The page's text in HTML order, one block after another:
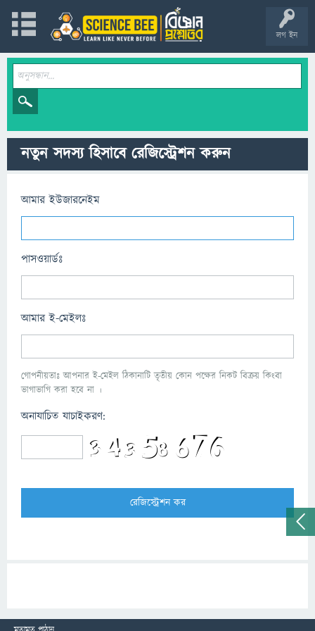
লগ ইন
নতুন সদস্য হিসাবে রেজিস্ট্রেশন করুন
আমার ইউজারনেইম
পাসওয়ার্ডঃ
আমার ই-মেইলঃ
গোপনীয়তাঃ আপনার ই-মেইল ঠিকানাটি তৃতীয় কোন পক্ষের নিকট বিক্রয় কিংবা
ভাগাভাগি করা হবে না ।
অনাযাচিত যাচাইকরণ: